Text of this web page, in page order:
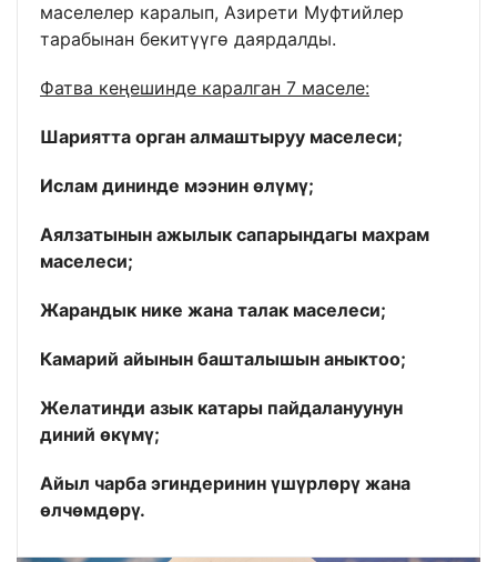
маселелер каралып, Азирети Муфтийлер
тарабынан бекитүүгө даярдалды.
Фатва кеңешинде каралган 7 маселе:
Шариятта орган алмаштыруу маселеси;
Ислам дининде мээнин өлүмү;
Аялзатынын ажылык сапарындагы махрам
маселеси;
Жарандык нике жана талак маселеси;
Камарий айынын башталышын аныктоо;
Желатинди азык катары пайдалануунун
диний өкүмү;
Айыл чарба эгиндеринин үшүрлөрү жана
өлчөмдөрү.